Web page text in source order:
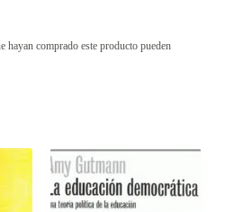
hayan comprado este producto pueden